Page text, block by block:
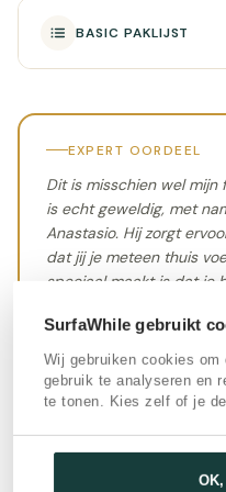
SurfaWhile gebruikt
Wij gebruiken cookies
gebruik te analyseren en
te tonen. Kies zelf of je
BASIC PAKLIJST
EXPERT OORDEEL
Dit is misschien wel
is echt geweldig, met
Anastasio. Hij zorgt
dat jij je meteen thuis
speciaal maakt is dat je
GESCHREVEN
Mees Bruin
Surf & Travel
Mees wordt
meerdere